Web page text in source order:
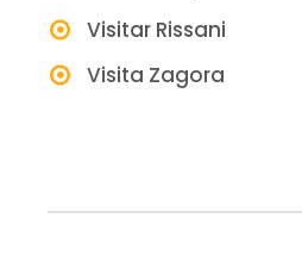
Visitar Rissani
Visita Zagora